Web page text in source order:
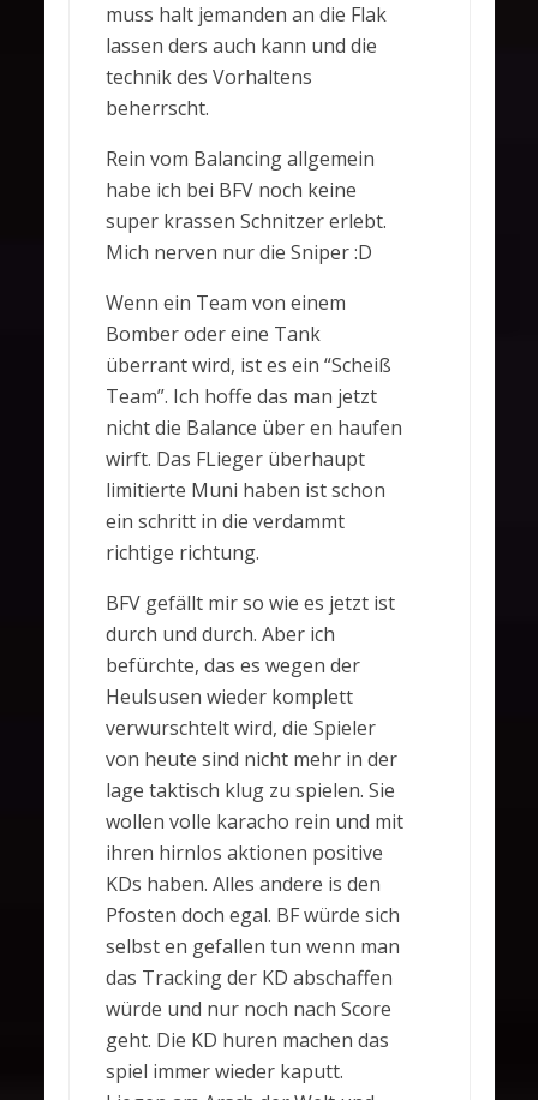
muss halt jemanden an die Flak
lassen ders auch kann und die
technik des Vorhaltens
beherrscht.
Rein vom Balancing allgemein
habe ich bei BFV noch keine
super krassen Schnitzer erlebt.
Mich nerven nur die Sniper :D
Wenn ein Team von einem
Bomber oder eine Tank
überrant wird, ist es ein “Scheiß
Team”. Ich hoffe das man jetzt
nicht die Balance über en haufen
wirft. Das FLieger überhaupt
limitierte Muni haben ist schon
ein schritt in die verdammt
richtige richtung.
BFV gefällt mir so wie es jetzt ist
durch und durch. Aber ich
befürchte, das es wegen der
Heulsusen wieder komplett
verwurschtelt wird, die Spieler
von heute sind nicht mehr in der
lage taktisch klug zu spielen. Sie
wollen volle karacho rein und mit
ihren hirnlos aktionen positive
KDs haben. Alles andere is den
Pfosten doch egal. BF würde sich
selbst en gefallen tun wenn man
das Tracking der KD abschaffen
würde und nur noch nach Score
geht. Die KD huren machen das
spiel immer wieder kaputt.